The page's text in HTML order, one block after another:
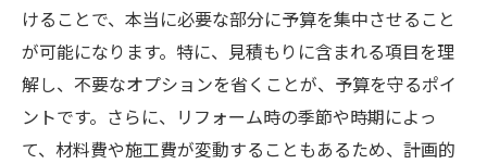
けることで、本当に必要な部分に予算を集中させること
が可能になります。特に、見積もりに含まれる項目を理
解し、不要なオプションを省くことが、予算を守るポイ
ントです。さらに、リフォーム時の季節や時期によっ
て、材料費や施工費が変動することもあるため、計画的